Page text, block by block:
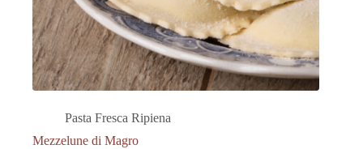
Pasta Fresca Ripiena
Mezzelune di Magro